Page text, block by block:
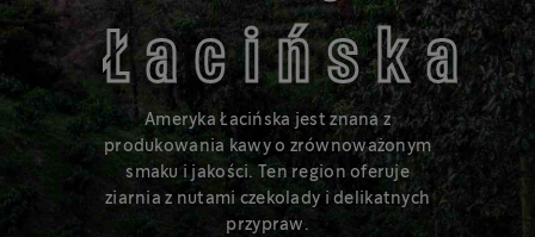
Łacińska
Ameryka Łacińska jest znana z
produkowania kawy o zrównoważonym
smaku i jakości. Ten region oferuje
ziarnia z nutami czekolady i delikatnych
przypraw.
Kapsułki stworzone w 80% z aluminium
pochodzącego z recyklingu. Aluminium można
®Blonde Roast to kawa delikatnie palona, która jest
mniej esencjonalna i ma delikatniejszy smak.
Dowiedz się więcej